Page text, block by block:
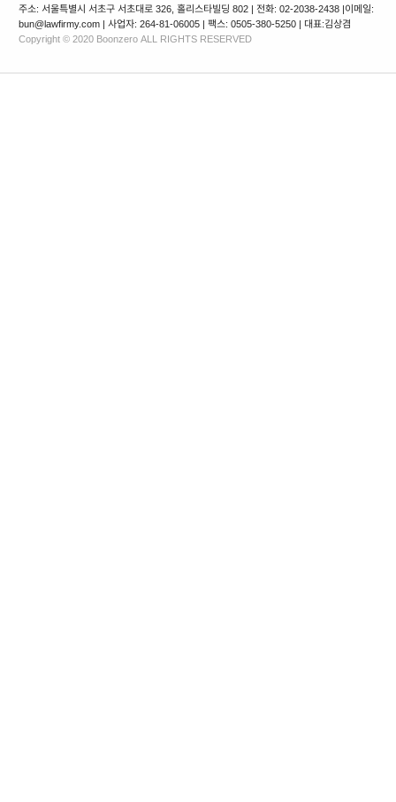
주소: 서울특별시 서초구 서초대로 326, 홀리스타빌딩 802 | 전화: 02-2038-2438 |이메일:
bun@lawfirmy.com | 사업자: 264-81-06005 | 팩스: 0505-380-5250 | 대표:김상겸
Copyright © 2020 Boonzero ALL RIGHTS RESERVED